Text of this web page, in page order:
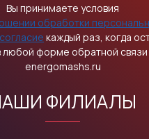
Вы принимаете условия
обработки
согласие каждый раз, когда
любой форме обратной связи
energomashs.ru
ФИЛИАЛЫ